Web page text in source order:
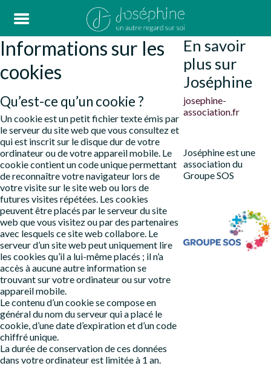
Informations sur les
cookies
Qu’est-ce qu’un cookie ?
Un cookie est un petit fichier texte émis par
le serveur du site web que vous consultez et
qui est inscrit sur le disque dur de votre
ordinateur ou de votre appareil mobile. Le
cookie contient un code unique permettant
de reconnaître votre navigateur lors de
votre visite sur le site web ou lors de
futures visites répétées. Les cookies
peuvent être placés par le serveur du site
web que vous visitez ou par des partenaires
avec lesquels ce site web collabore. Le
serveur d’un site web peut uniquement lire
les cookies qu’il a lui-même placés ; il n’a
accès à aucune autre information se
trouvant sur votre ordinateur ou sur votre
appareil mobile.
Le contenu d’un cookie se compose en
général du nom du serveur qui a placé le
cookie, d’une date d’expiration et d’un code
chiffré unique.
La durée de conservation de ces données
dans votre ordinateur est limitée à 1 an.
En savoir
plus sur
Joséphine
josephine-
association.fr
Joséphine est une
association du
Groupe SOS